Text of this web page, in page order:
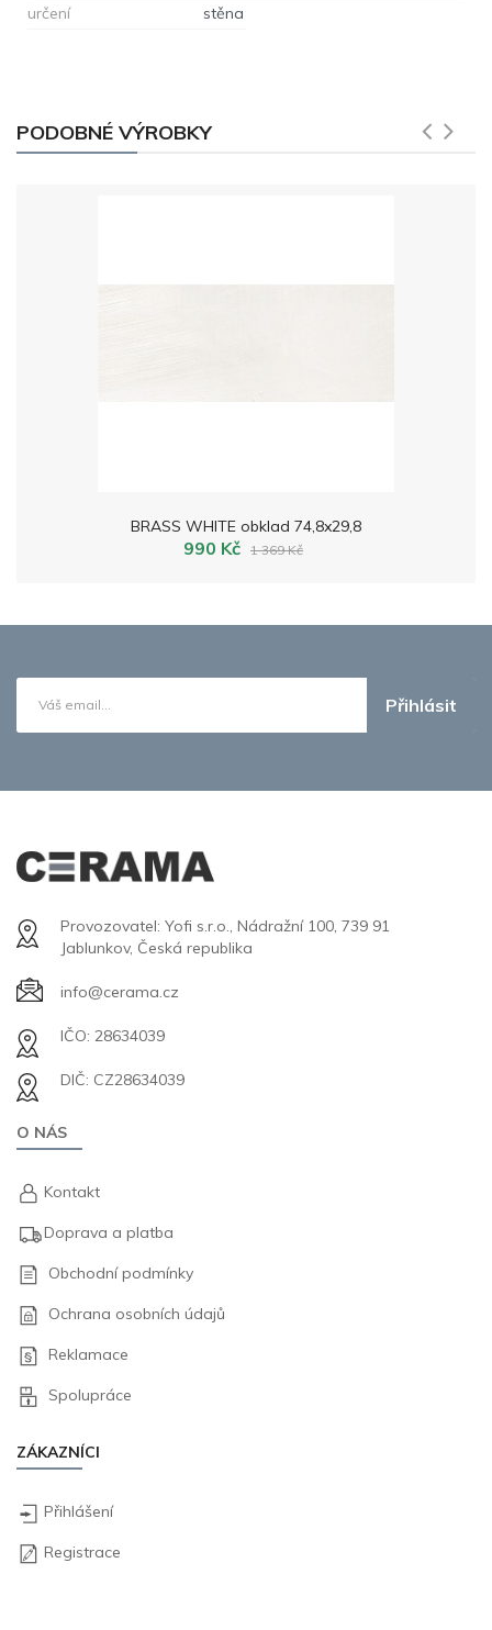
určení
stěna
PODOBNÉ VÝROBKY
BRASS WHITE obklad 74,8x29,8
990 Kč 1 369 Kč
Přihlásit
Provozovatel: Yofi s.r.o., Nádražní 100, 739 91
Jablunkov, Česká republika
info@cerama.cz
IČO: 28634039
DIČ: CZ28634039
O NÁS
Kontakt
Doprava a platba
Obchodní podmínky
Ochrana osobních údajů
Reklamace
Spolupráce
ZÁKAZNÍCI
Přihlášení
Registrace